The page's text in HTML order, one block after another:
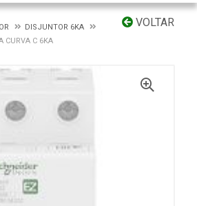
VOLTAR
DISJUNTOR 6KA
CURVA C 6KA